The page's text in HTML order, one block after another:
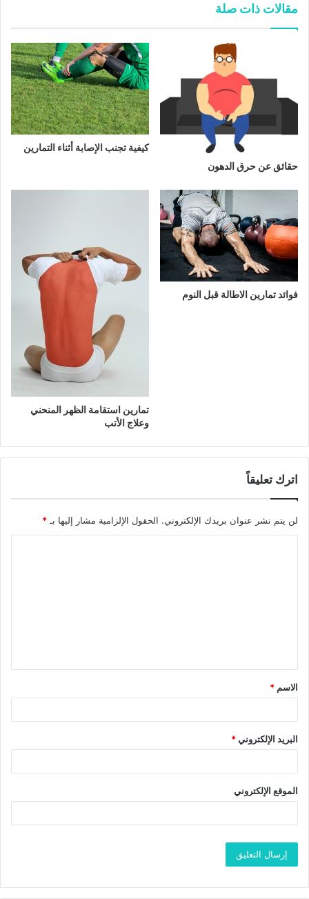
مقالات ذات صلة
حقائق عن حرق الدهون
كيفية تجنب الإصابة أثناء التمارين
فوائد تمارين الاطالة قبل النوم
تمارين استقامة الظهر المنحني
وعلاج الأتب
اترك تعليقاً
لن يتم نشر عنوان بريدك الإلكتروني. الحقول الإلزامية مشار إليها بـ *
ق
الاسم *
البريد الإلكتروني*
الموقع الإلكتروني